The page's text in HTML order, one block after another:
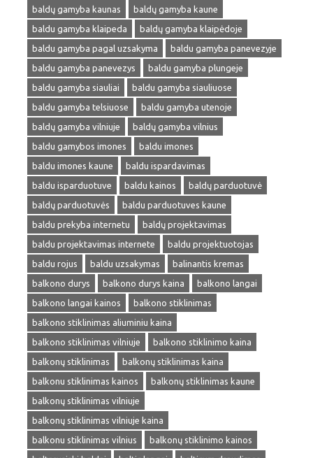
baldų gamyba kaunas
baldų gamyba kaune
baldu gamyba klaipeda
baldų gamyba klaipėdoje
baldu gamyba pagal uzsakyma
baldu gamyba panevezyje
baldu gamyba panevezys
baldu gamyba plungeje
baldu gamyba siauliai
baldu gamyba siauliuose
baldu gamyba telsiuose
baldu gamyba utenoje
baldų gamyba vilniuje
baldų gamyba vilnius
baldu gamybos imones
baldu imones
baldu imones kaune
baldu ispardavimas
baldu isparduotuve
baldu kainos
baldų parduotuvė
baldų parduotuvės
baldu parduotuves kaune
baldu prekyba internetu
baldų projektavimas
baldu projektavimas internete
baldu projektuotojas
baldu rojus
baldu uzsakymas
balinantis kremas
balkono durys
balkono durys kaina
balkono langai
balkono langai kainos
balkono stiklinimas
balkono stiklinimas aliuminiu kaina
balkono stiklinimas vilniuje
balkono stiklinimo kaina
balkonų stiklinimas
balkonų stiklinimas kaina
balkonu stiklinimas kainos
balkonų stiklinimas kaune
balkonų stiklinimas vilniuje
balkonų stiklinimas vilniuje kaina
balkonu stiklinimas vilnius
balkonų stiklinimo kainos